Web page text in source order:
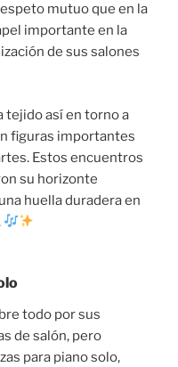
mutuo que en la
importante en la
de sus salones
tejido así en torno a
figuras importantes
Estos encuentros
su horizonte
huella duradera en
todo por sus
de salón, pero
para piano solo,